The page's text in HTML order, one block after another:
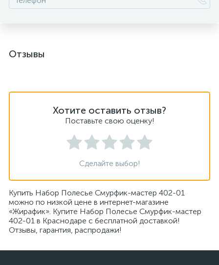
Отзывы
Хотите оставить отзыв?
Поставьте свою оценку!
Сделайте выбор!
Купить Набор Полесье Смурфик-мастер 402-01
можно по низкой цене в интернет-магазине
«Жирафик». Купите Набор Полесье Смурфик-мастер
402-01 в Краснодаре с бесплатной доставкой!
Отзывы, гарантия, распродажи!